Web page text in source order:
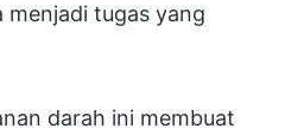
menjadi tugas yang
darah ini membuat